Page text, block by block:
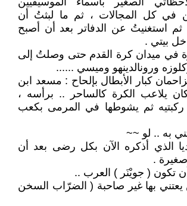
في كل المجالات ، ثم ما لبثتُ أن
، ثم استغنيتُ عن الدفاتر بعد أن أصبح
بيتي .
في ميدان كرة القدم حتى وصلتُ إلى
ورونالدينهو وميسي ......
كبار الأبطال بإلحاح : مسعد ابن
كان يلاعب الكرة كالساحر .. برأسه ،
ركبتيه ثم يشوطها في المرمى بكعب
به .. لو ~~
الذي أذكره الآن بكل رضى بعد أن
.
تكون ( جويْنَر ) العرب ..
يعتني بها غير صاحبة ( الضرّاب السخن